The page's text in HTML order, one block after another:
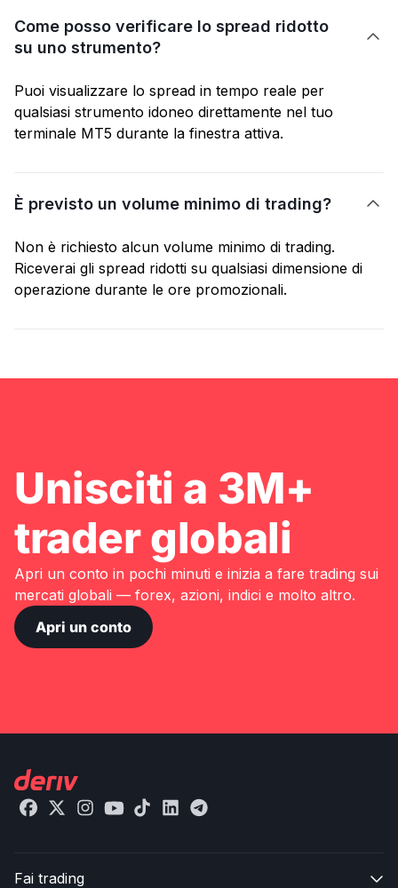
Come posso verificare lo spread ridotto
su uno strumento?

Puoi visualizzare lo spread in tempo reale per
qualsiasi strumento idoneo direttamente nel tuo
terminale MT5 durante la finestra attiva.
È previsto un volume minimo di trading? 
Non è richiesto alcun volume minimo di trading.
Riceverai gli spread ridotti su qualsiasi dimensione di
operazione durante le ore promozionali.
Unisciti a 3M+
trader globali
Apri un conto in pochi minuti e inizia a fare trading sui
mercati globali — forex, azioni, indici e molto altro.
Apri un conto
Fai trading 